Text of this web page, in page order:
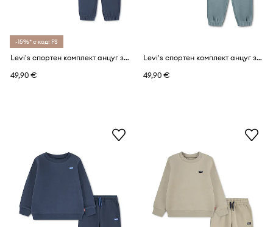
-15%* с код: FS
Levi's спортен комплект анцуг за деца с памук HOODIE & JOGGER SET
49,90 €
Levi's спортен комплект анцуг за деца с памук BEAR KNIT SET
49,90 €